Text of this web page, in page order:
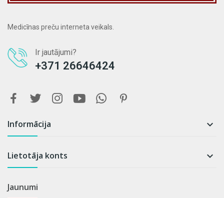
Medicīnas preču interneta veikals.
Ir jautājumi?
+371 26646424
Informācija 
Lietotāja konts 
Jaunumi